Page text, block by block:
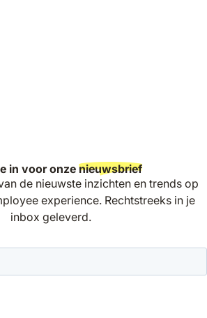
in voor onzenieuwsbrief
de nieuwste inzichten en trends op
experience. Rechtstreeks in je
inbox geleverd.